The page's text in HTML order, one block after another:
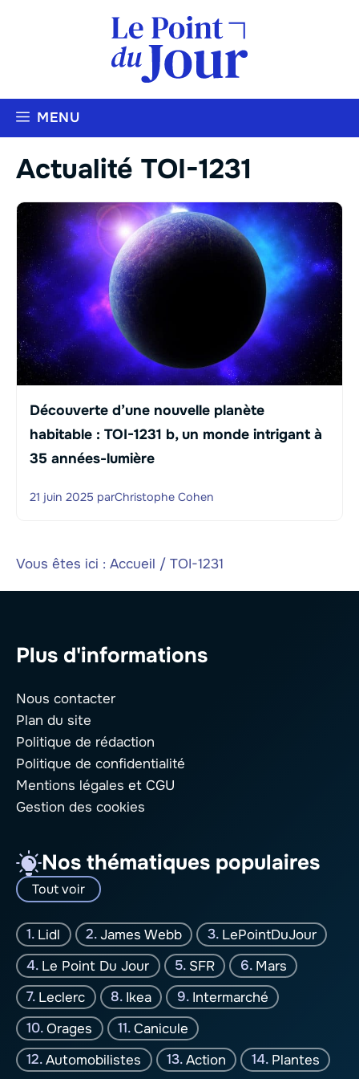
MENU
Actualité TOI-1231
Découverte d’une nouvelle planète
habitable : TOI-1231 b, un monde intrigant à
35 années-lumière
21 juin 2025 parChristophe Cohen
Vous êtes ici : Accueil / TOI-1231
Plus d'informations
Nous contacter
Plan du site
Politique de rédaction
Politique de confidentialité
Mentions légales et CGU
Gestion des cookies
Nos thématiques populaires
Tout voir
Lidl James Webb
LePointDuJour
Le Point Du Jour
SFR
Mars
Leclerc
Ikea
Intermarché
Orages
Canicule
Automobilistes
Action Plantes